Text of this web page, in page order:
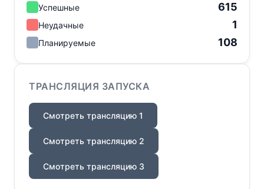
Успешные 615
Неудачные 1
Планируемые 108
ТРАНСЛЯЦИЯ ЗАПУСКА
Смотреть трансляцию 1
Смотреть трансляцию 2
Смотреть трансляцию 3